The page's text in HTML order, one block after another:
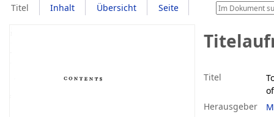
Titel Inhalt Übersicht Seite
Titel
Herausgeber